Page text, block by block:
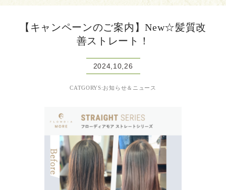
【キャンペーンのご案内】New☆髪質改
善ストレート！
2024,10,26
CATGORYS:お知らせ＆ニュース